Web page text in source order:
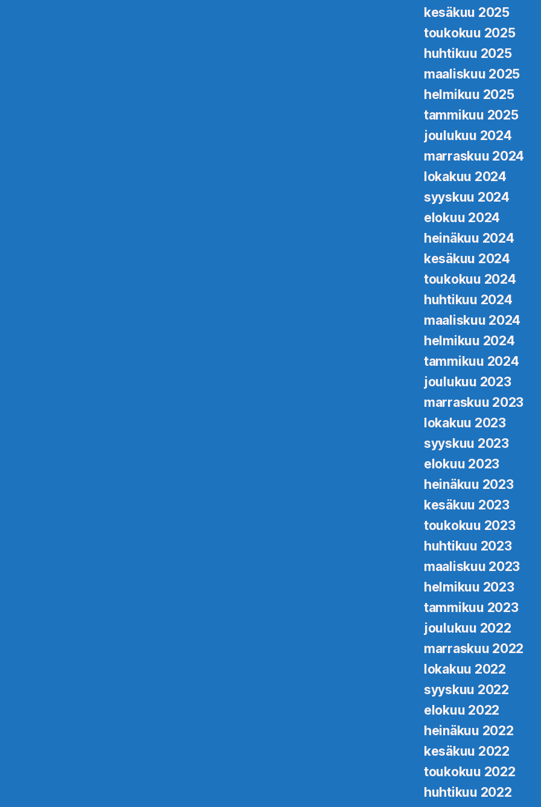
kesäkuu 2025
toukokuu 2025
huhtikuu 2025
maaliskuu 2025
helmikuu 2025
tammikuu 2025
joulukuu 2024
marraskuu 2024
lokakuu 2024
syyskuu 2024
elokuu 2024
heinäkuu 2024
kesäkuu 2024
toukokuu 2024
huhtikuu 2024
maaliskuu 2024
helmikuu 2024
tammikuu 2024
joulukuu 2023
marraskuu 2023
lokakuu 2023
syyskuu 2023
elokuu 2023
heinäkuu 2023
kesäkuu 2023
toukokuu 2023
huhtikuu 2023
maaliskuu 2023
helmikuu 2023
tammikuu 2023
joulukuu 2022
marraskuu 2022
lokakuu 2022
syyskuu 2022
elokuu 2022
heinäkuu 2022
kesäkuu 2022
toukokuu 2022
huhtikuu 2022